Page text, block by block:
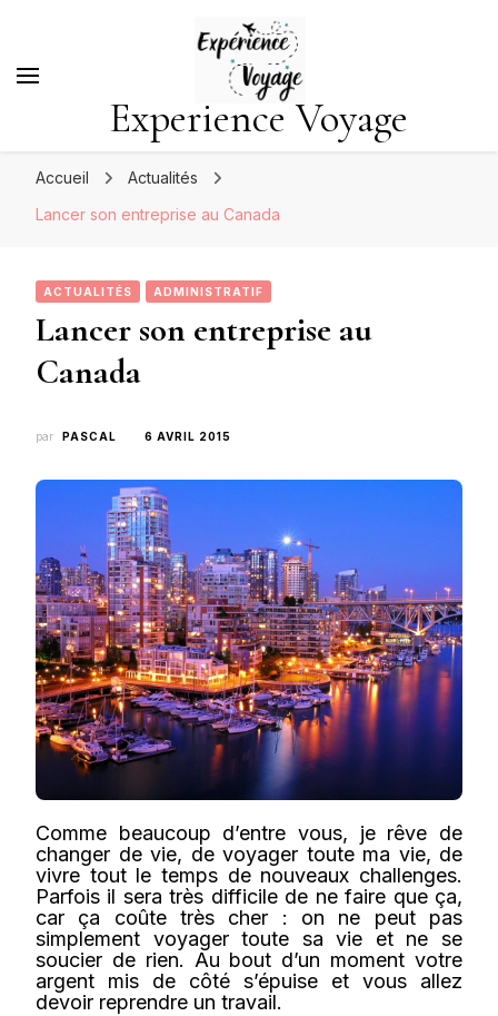
Experience Voyage
Accueil
Actualités
Lancer son entreprise au Canada
ACTUALITÉS ADMINISTRATIF
Lancer son entreprise au
Canada
par PASCAL 6 AVRIL 2015
Comme beaucoup d’entre vous, je rêve de
changer de vie, de voyager toute ma vie, de
vivre tout le temps de nouveaux challenges.
Parfois il sera très difficile de ne faire que ça,
car ça coûte très cher : on ne peut pas
simplement voyager toute sa vie et ne se
soucier de rien. Au bout d’un moment votre
argent mis de côté s’épuise et vous allez
devoir reprendre un travail.